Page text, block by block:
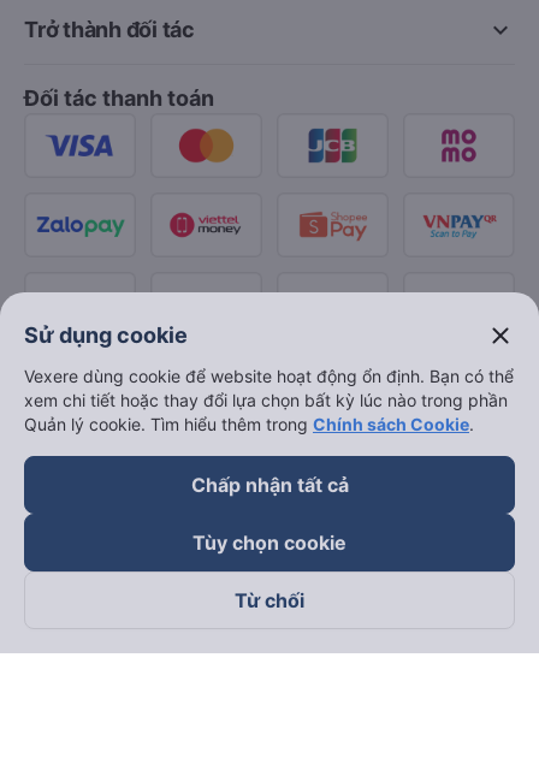
keyboard_arrow_down
Trở thành đối tác
Đối tác thanh toán
Theo dõi chúng tôi trên
Sử dụng cookie close
Vexere dùng cookie để website hoạt động ổn định. Bạn có thể
xem chi tiết hoặc thay đổi lựa chọn bất kỳ lúc nào trong phần
Quản lý cookie. Tìm hiểu thêm trong Chính sách Cookie.
Chấp nhận tất cả
Tùy chọn cookie
Từ chối